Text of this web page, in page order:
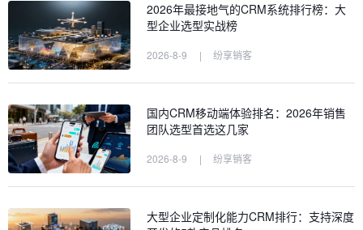
2026年最接地气的CRM系统排行榜：大
型企业选型实战榜
2026-8-9 | 纷享销客
国内CRM移动端体验排名：2026年销售
团队选型首选这几家
2026-8-9 | 纷享销客
大型企业定制化能力CRM排行：支持深度